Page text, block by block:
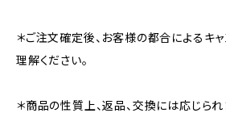
＊ご注文確定後、お客様の都合によるキ
理解ください。
＊商品の性質上、返品、交換には応じら